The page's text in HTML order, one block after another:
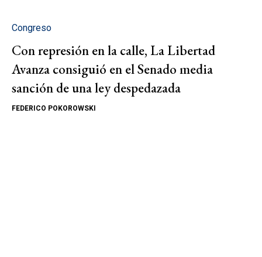
Congreso
Con represión en la calle, La Libertad
Avanza consiguió en el Senado media
sanción de una ley despedazada
FEDERICO POKOROWSKI